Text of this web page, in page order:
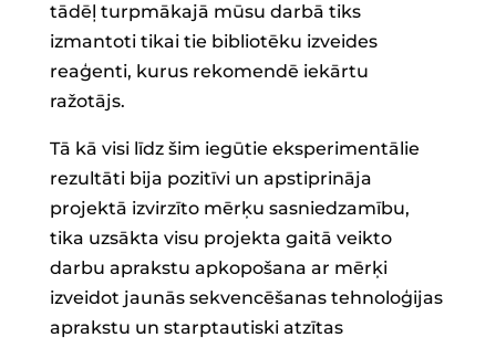
tādēļ turpmākajā mūsu darbā tiks
izmantoti tikai tie bibliotēku izveides
reaģenti, kurus rekomendē iekārtu
ražotājs.
Tā kā visi līdz šim iegūtie eksperimentālie
rezultāti bija pozitīvi un apstiprināja
projektā izvirzīto mērķu sasniedzamību,
tika uzsākta visu projekta gaitā veikto
darbu aprakstu apkopošana ar mērķi
izveidot jaunās sekvencēšanas tehnoloģijas
aprakstu un starptautiski atzītas